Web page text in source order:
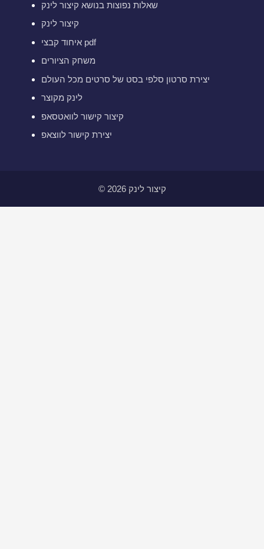
שאלות נפוצות בנושא קיצור לינק
קיצור לינק
איחוד קבצי pdf
משחק הציורים
יצירת סרטון סלפי בסט של סרטים מכל העולם
לינק מקוצר
קיצור קישור לוואטסאפ
יצירת קישור לווצאפ
© 2026 קיצור לינק